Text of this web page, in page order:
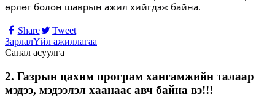
өрлөг болон шаврын ажил хийгдэж байна.
Share
Tweet
ЗарлалҮйл ажиллагаа
Санал асуулга
2. Газрын цахим програм хангамжийн талаар
мэдээ, мэдээлэл хаанаас авч байна вэ!!!